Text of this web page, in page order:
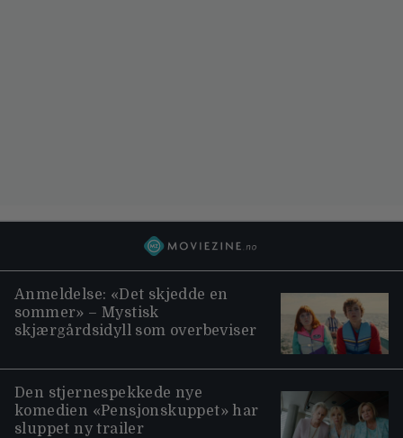
Anmeldelse: «Det skjedde en
sommer» – Mystisk
skjærgårdsidyll som overbeviser
Den stjernespekkede nye
komedien «Pensjonskuppet» har
sluppet ny trailer